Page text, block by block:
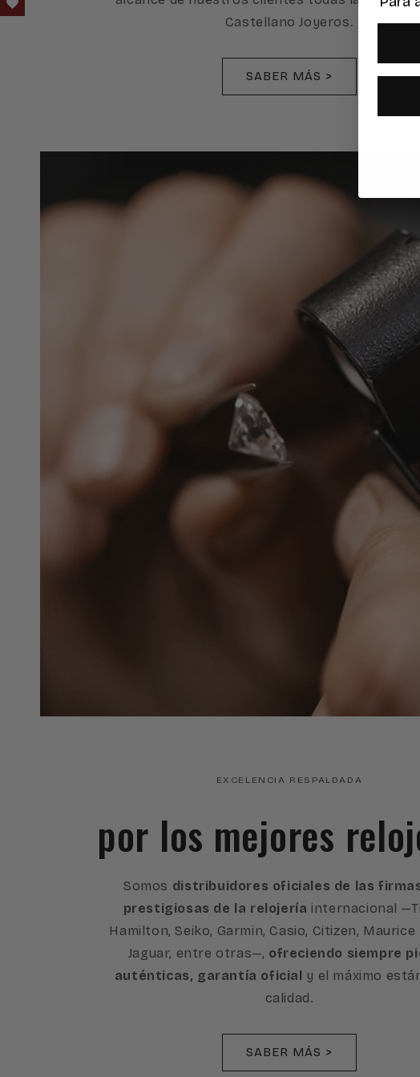
Castellano Joyeros.
SABER MÁS >
EXCELENCIA RESPALDADA
por los mejores
Somos distribuidores oficiales de las
prestigiosas de la relojería internacional
Hamilton, Seiko, Garmin, Casio, Citizen, Maurice
Jaguar, entre otras—, ofreciendo siempre
auténticas, garantía oficial y el máximo
calidad.
SABER MÁS >